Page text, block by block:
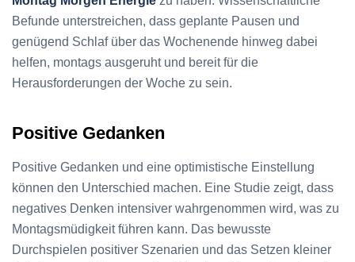
Befunde unterstreichen, dass geplante Pausen und
genügend Schlaf über das Wochenende hinweg dabei
helfen, montags ausgeruht und bereit für die
Herausforderungen der Woche zu sein.
Positive Gedanken
Positive Gedanken und eine optimistische Einstellung
können den Unterschied machen. Eine Studie zeigt, dass
negatives Denken intensiver wahrgenommen wird, was zu
Montagsmüdigkeit führen kann. Das bewusste
Durchspielen positiver Szenarien und das Setzen kleiner